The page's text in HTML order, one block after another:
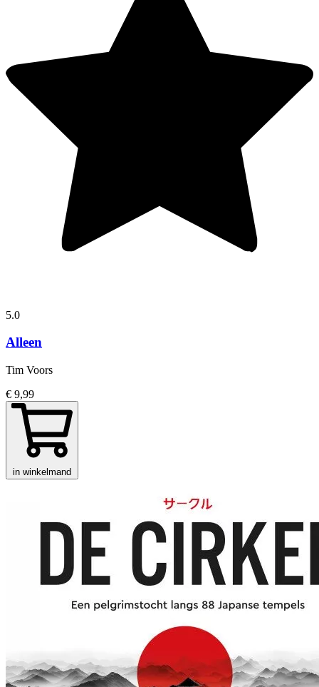
5.0
Alleen
Tim Voors
€ 9,99
in winkelmand